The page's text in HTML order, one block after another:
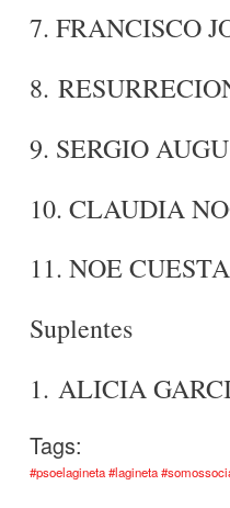
7. FRANCISCO
8.
9. SERGIO
10. CLAUDIA
11. NOE
Suplentes
1. ALICIA
Tags:
#psoelagineta #lagineta